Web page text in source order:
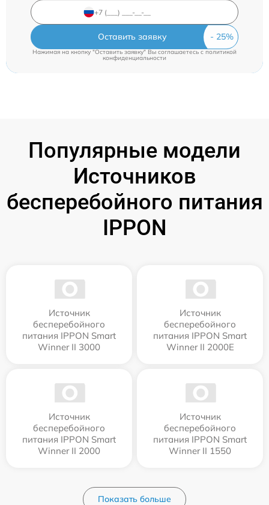
Оставить заявку
Нажимая на кнопку "Оставить заявку" Вы соглашаетесь cполитикой
конфиденциальности
Популярные модели
Источников
бесперебойного питания
IPPON
Источник
бесперебойного
питания IPPON Smart
Winner II 3000
Источник
бесперебойного
питания IPPON Smart
Winner II 2000E
Источник
бесперебойного
питания IPPON Smart
Winner II 2000
Источник
бесперебойного
питания IPPON Smart
Winner II 1550
Показать больше